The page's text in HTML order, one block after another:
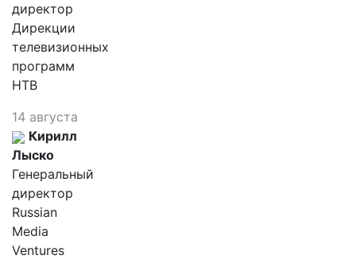
директор
Дирекции
телевизионных
программ
НТВ
14 августа
Кирилл
Лыско
Генеральный
директор
Russian
Media
Ventures